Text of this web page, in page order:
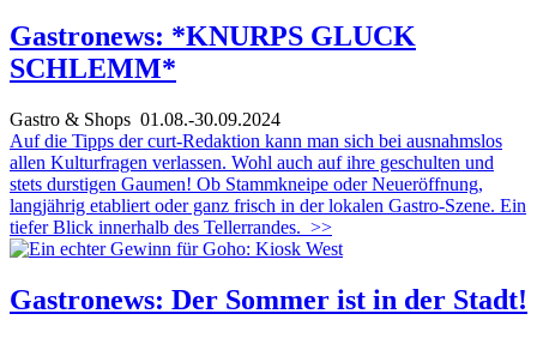
Gastronews: *KNURPS GLUCK
SCHLEMM*
Gastro & Shops 01.08.-30.09.2024
Auf die Tipps der curt-Redaktion kann man sich bei ausnahmslos
allen Kulturfragen verlassen. Wohl auch auf ihre geschulten und
stets durstigen Gaumen! Ob Stammkneipe oder Neueröffnung,
langjährig etabliert oder ganz frisch in der lokalen Gastro-Szene. Ein
tiefer Blick innerhalb des Tellerrandes. >>
Gastronews: Der Sommer ist in der Stadt!